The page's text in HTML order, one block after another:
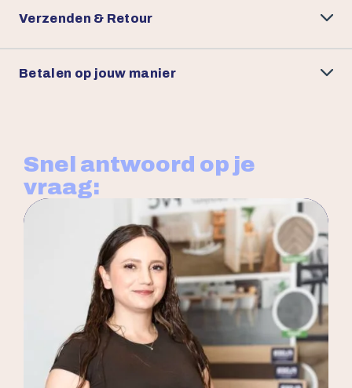
Verzenden & Retour
Betalen op jouw manier
Snel antwoord op je
vraag: